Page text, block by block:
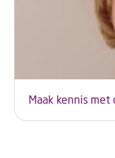
Maak kennis